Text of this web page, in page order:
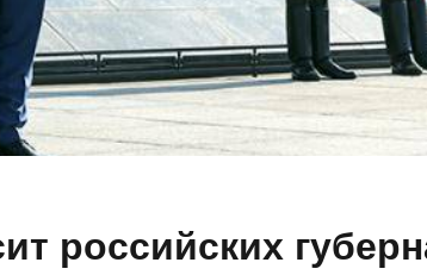
российских